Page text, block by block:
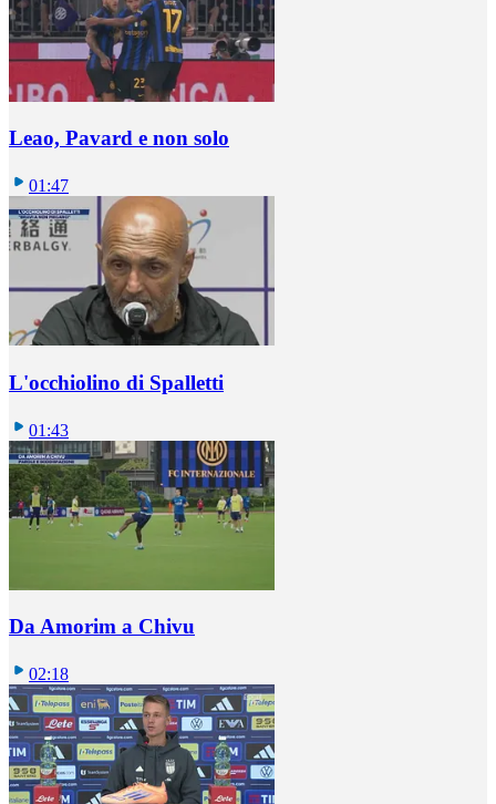
Leao, Pavard e non solo
01:47
L'occhiolino di Spalletti
01:43
Da Amorim a Chivu
02:18